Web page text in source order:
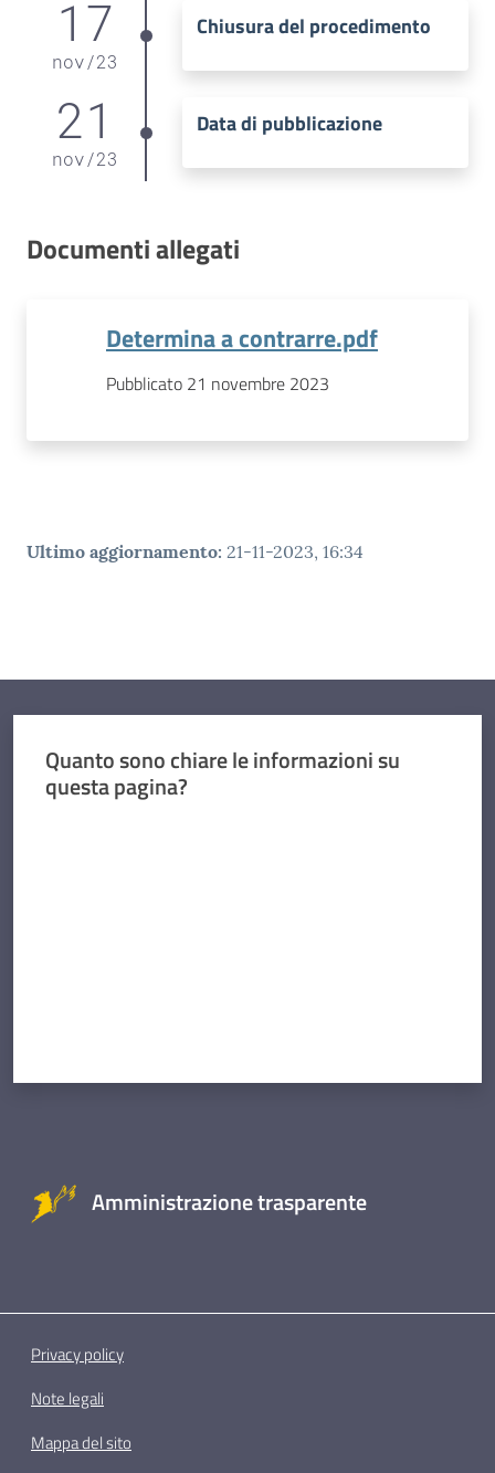
17
nov/23
Chiusura del procedimento
21
nov/23
Data di pubblicazione
Documenti allegati
Determina a contrarre.pdf
Pubblicato 21 novembre 2023
Ultimo aggiornamento: 21-11-2023, 16:34
Quanto sono chiare le informazioni su
questa pagina?
Amministrazione trasparente
Privacy policy
Note legali
Mappa del sito